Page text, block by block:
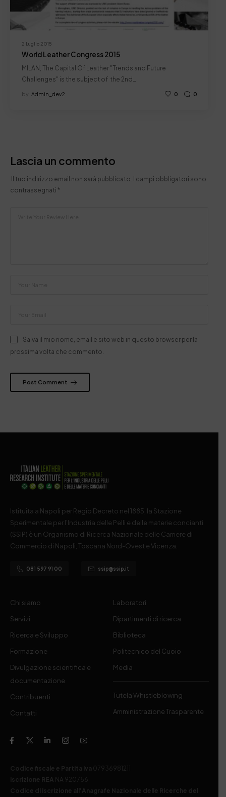
2 Luglio 2015
World Leather Congress 2015
MILAN, The Capital Of Leather "Trends and Future
Challenges" is the subject of the 2nd…
by Admin_dev2 0 0
Lascia un commento
Il tuo indirizzo email non sarà pubblicato. I campi obbligatori sono
contrassegnati *
Salva il mio nome, email e sito web in questo browser per la
prossima volta che commento.
Post Comment
Istituita a Napoli per Regio Decreto nel 1885, la Stazione
Sperimentale per l’Industria delle Pelli e delle materie concianti
(SSIP) è un Organismo di Ricerca Nazionale delle Camere di
Commercio di Napoli, Toscana Nord-Ovest e Vicenza.
081 597 91 00 ssip@ssip.it
Chi siamo
Servizi
Ricerca e Sviluppo
Formazione
Divulgazione scientifica e
documentazione
Contribuenti
Contatti
Laboratori
Dipartimenti di ricerca
Biblioteca
Politecnico del Cuoio
Media
Tutela Whistleblowing
Amministrazione Trasparente
Codice fiscale e Partita Iva 07936981211
Iscrizione REA NA 920756
Codice di iscrizione all’Anagrafe Nazionale delle Ricerche del